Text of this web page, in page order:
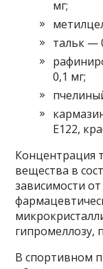
мг;
тальк —
0,1 мг;
Е122,
Концентрация
вещества в
зависимости
гипромеллозу,
В спортивном